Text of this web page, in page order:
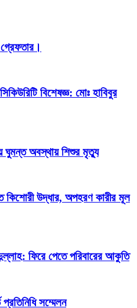
বিশেষজ্ঞ: মোঃ হাবিবুর
ঘুমন্ত অবস্থায় শিশুর মৃত্যু
কিশোরী উদ্ধার, অপহরণ কারীর মূল
ফিরে পেতে পরিবারের আকুতি
সম্মেলন